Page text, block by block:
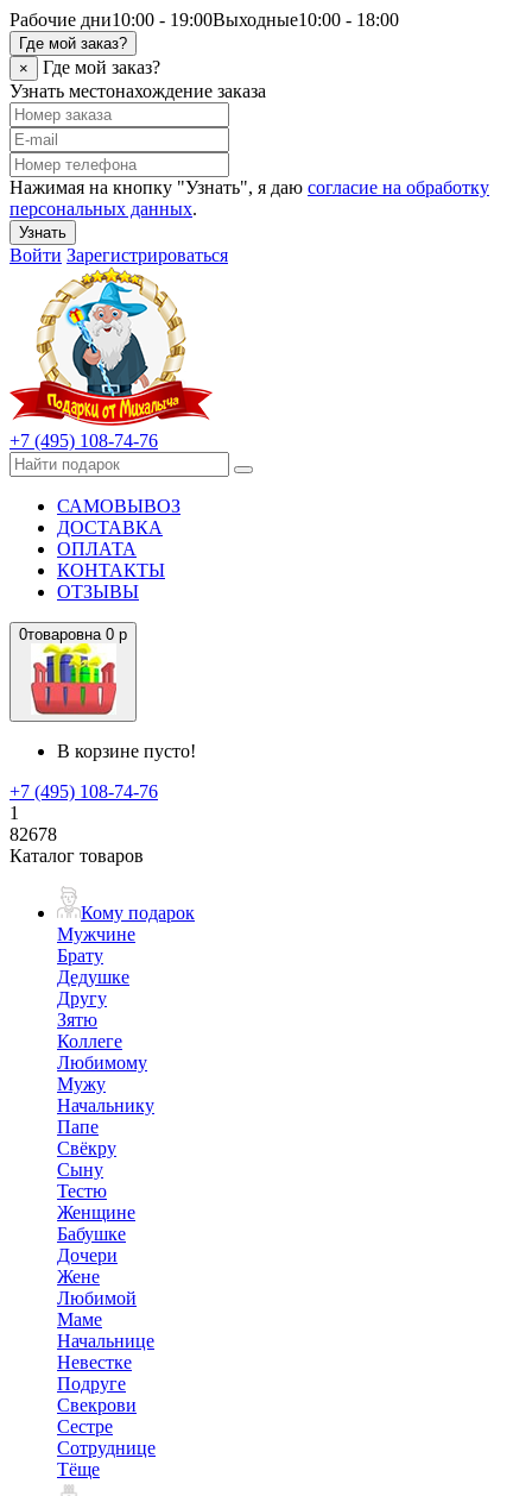
Рабочие дни10:00 - 19:00Выходные10:00 - 18:00
Где мой заказ?
×
Где мой заказ?
Узнать местонахождение заказа
Нажимая на кнопку "Узнать", я даю согласие на обработку
персональных данных.
Узнать
Войти Зарегистрироваться
+7 (495) 108-74-76
САМОВЫВОЗ
ДОСТАВКА
ОПЛАТА
КОНТАКТЫ
ОТЗЫВЫ
0товаровна 0 р
В корзине пусто!
+7 (495) 108-74-76
1
82678
Каталог товаров
Кому подарок
Мужчине
Брату
Дедушке
Другу
Зятю
Коллеге
Любимому
Мужу
Начальнику
Папе
Свёкру
Сыну
Тестю
Женщине
Бабушке
Дочери
Жене
Любимой
Маме
Начальнице
Невестке
Подруге
Свекрови
Сестре
Сотруднице
Тёще